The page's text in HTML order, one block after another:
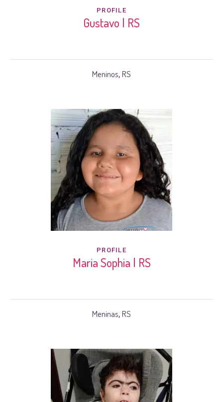
PROFILE
Gustavo | RS
Meninos, RS
PROFILE
Maria Sophia | RS
Meninas, RS